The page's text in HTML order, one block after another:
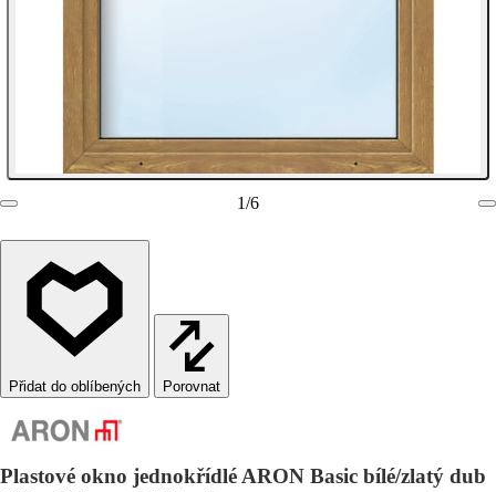
1/6
Porovnat
Plastové okno jednokřídlé ARON Basic bílé/zlatý dub